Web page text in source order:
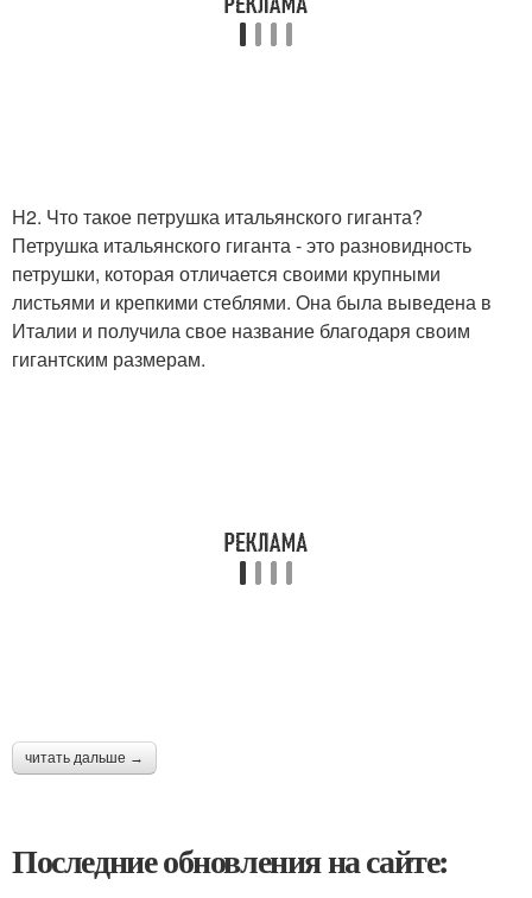
H2. Что такое петрушка итальянского гиганта?
Петрушка итальянского гиганта - это разновидность
петрушки, которая отличается своими крупными
листьями и крепкими стеблями. Она была выведена в
Италии и получила свое название благодаря своим
гигантским размерам.
читать дальше →
Последние обновления на сайте: